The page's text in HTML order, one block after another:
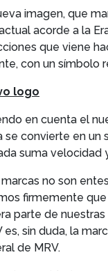
imagen, que
acorde a la
que viene
con un símbolo
logo
en cuenta el
se convierte en un
suma velocidad
marcas no son
firmemente
parte de
es, sin duda, la
de MRV.